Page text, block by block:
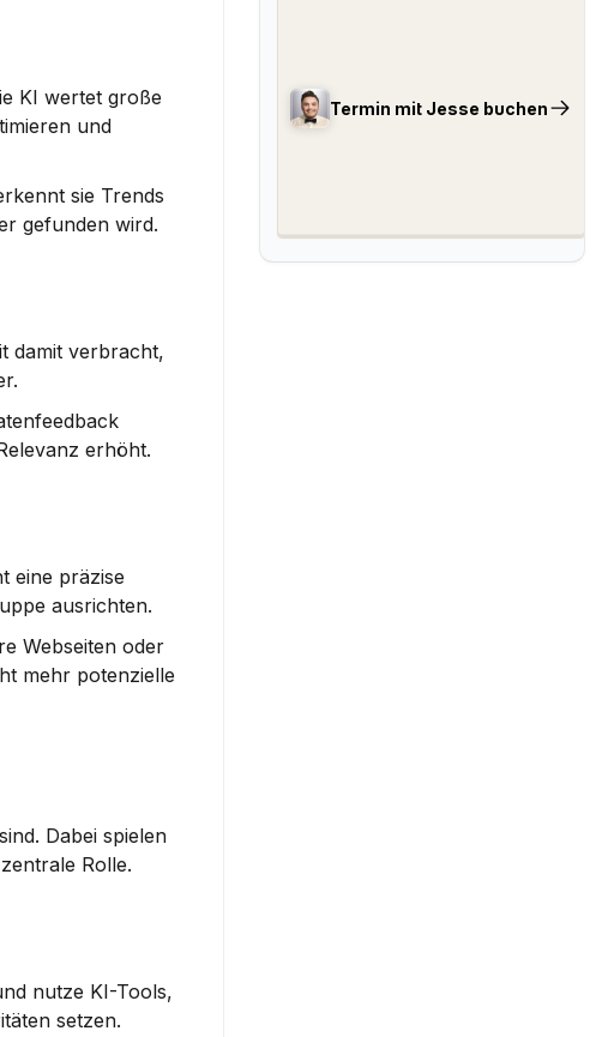
Termin mit Jesse buchen
KI wertet große
und
sie Trends
gefunden wird.
damit verbracht,
erhöht.
eine präzise
ausrichten.
Webseiten oder
mehr potenzielle
Dabei spielen
Rolle.
nutze KI-Tools,
setzen.